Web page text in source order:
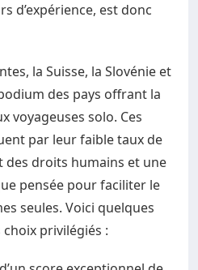
d’expérience, est donc
la Suisse, la Slovénie et
des pays offrant la
voyageuses solo. Ces
par leur faible taux de
des droits humains et une
pensée pour faciliter le
seules. Voici quelques
privilégiés :